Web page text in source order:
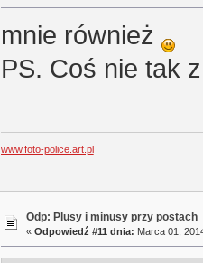
mnie również
PS. Coś nie tak
www.foto-police.art.pl
Odp: Plusy i minusy przy postach
« Odpowiedź #11 dnia: Marca 01,